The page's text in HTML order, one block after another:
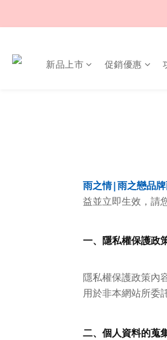
新品上市 促銷優惠
雨之情|雨之戀品
益並立即生效，請
一、隱私權保護政
隱私權保護政策內
用於非本網站所委
二、個人資料的蒐